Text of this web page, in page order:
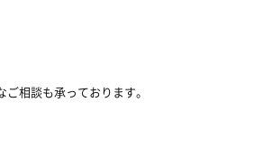
相談も承っております。